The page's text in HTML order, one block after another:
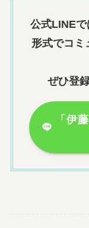
公式LINE
形式でコミ
ぜひ登
「伊